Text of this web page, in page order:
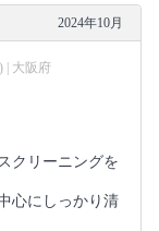
2024年10月
| 大阪府
クリーニングを
心にしっかり清